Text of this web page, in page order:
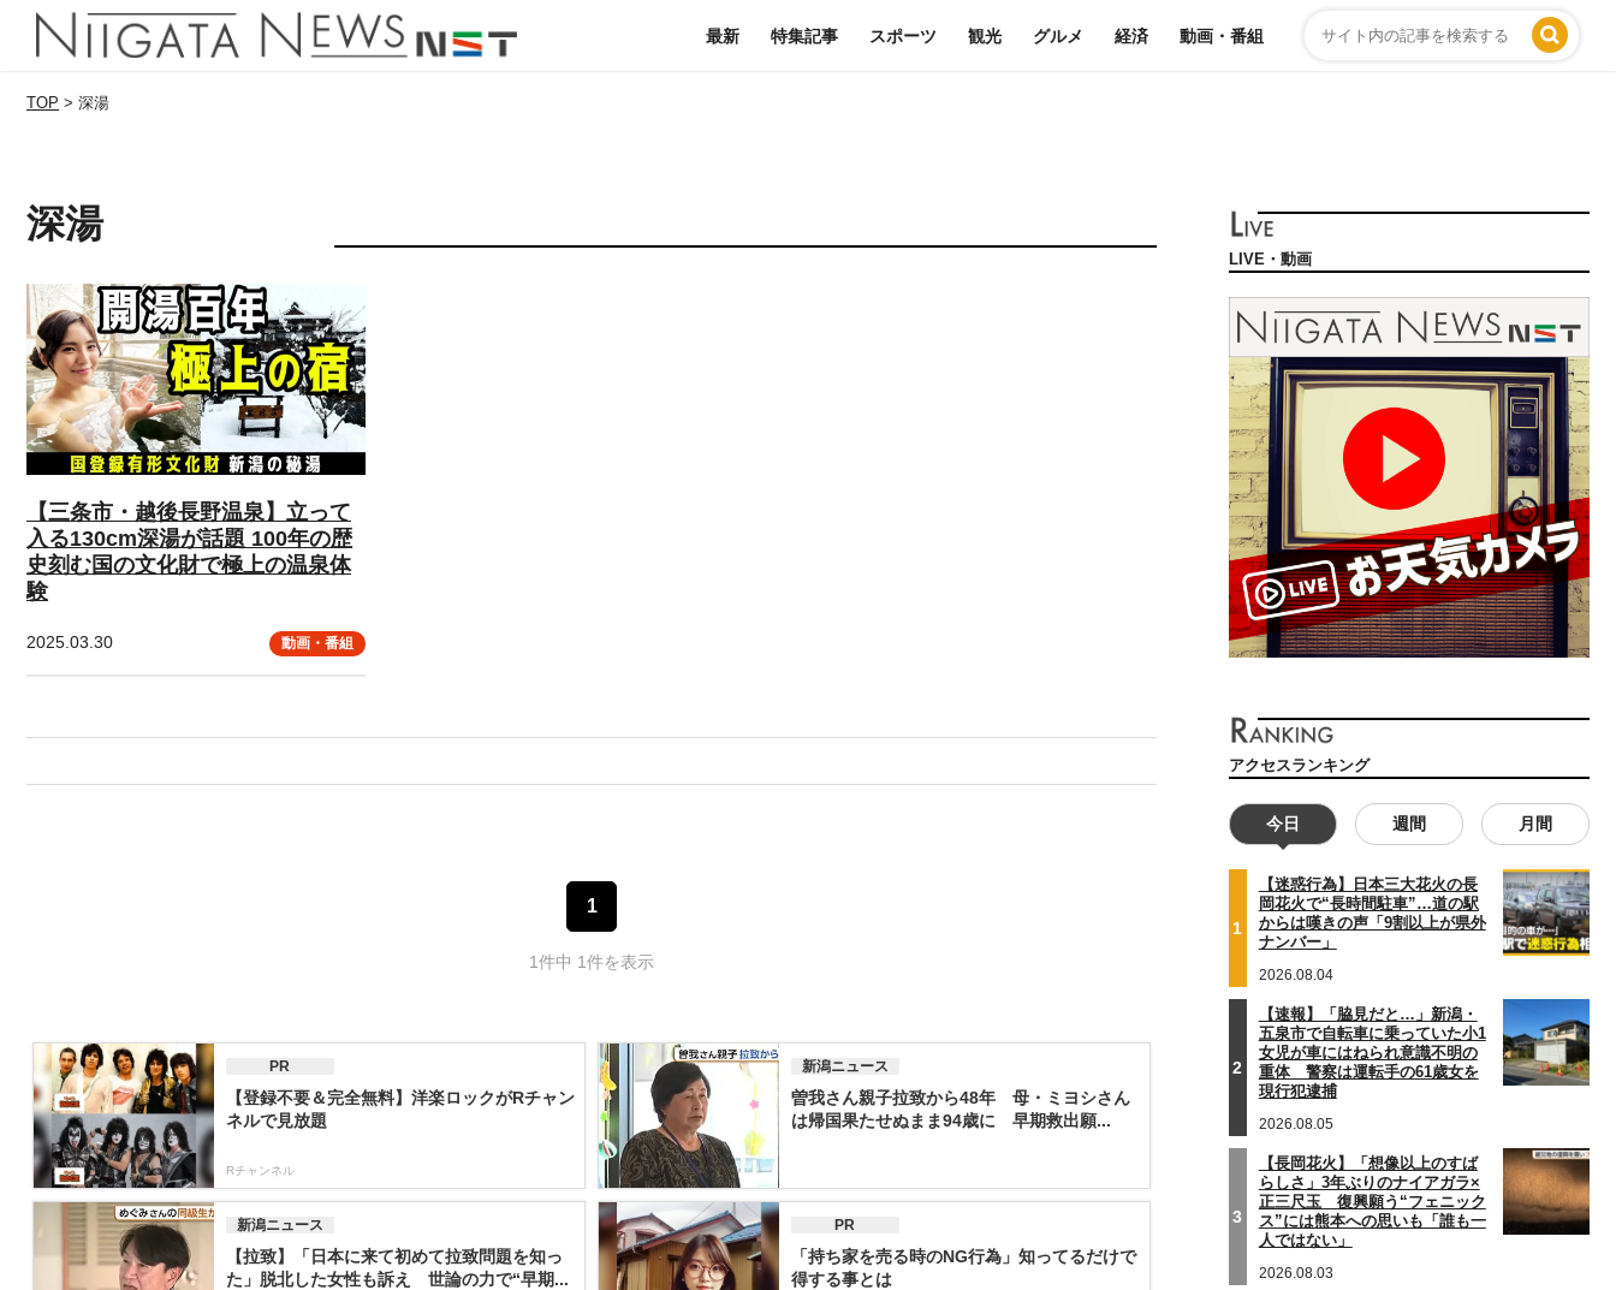
最新 特集記事 スポーツ 観光 グルメ 経済 動画・番組
TOP > 深湯
深湯
【三条市・越後長野温泉】立って
入る130cm深湯が話題 100年の歴
史刻む国の文化財で極上の温泉体
験
2025.03.30 動画・番組
1
1件中 1件を表示
PR
【登録不要＆完全無料】洋楽ロックがRチャン
ネルで見放題
Rチャンネル
新潟ニュース
曽我さん親子拉致から48年 母・ミヨシさん
は帰国果たせぬまま94歳に 早期救出願...
新潟ニュース
【拉致】「日本に来て初めて拉致問題を知っ
た」脱北した女性も訴え 世論の力で“早期...
PR
「持ち家を売る時のNG行為」知ってるだけで
得する事とは
LIVE・動画
アクセスランキング
今日 週間 月間
1
【迷惑行為】日本三大花火の長
岡花火で“長時間駐車”…道の駅
からは嘆きの声「9割以上が県外
ナンバー」
2026.08.04
2
【速報】「脇見だと…」新潟・
五泉市で自転車に乗っていた小1
女児が車にはねられ意識不明の
重体 警察は運転手の61歳女を
現行犯逮捕
2026.08.05
3
【長岡花火】「想像以上のすば
らしさ」3年ぶりのナイアガラ×
正三尺玉 復興願う“フェニック
ス”には熊本への思いも「誰も一
人ではない」
2026.08.03